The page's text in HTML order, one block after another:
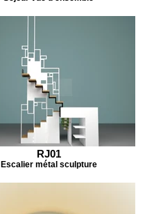
RJ01
Escalier métal sculpture